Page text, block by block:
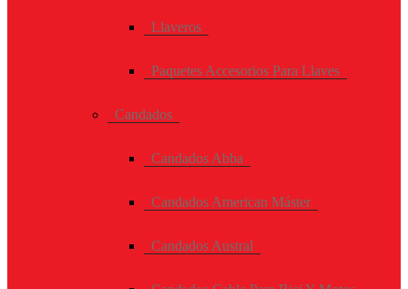
Llaveros
Paquetes Accesorios Para Llaves
Candados
Candados Abba
Candados American Máster
Candados Austral